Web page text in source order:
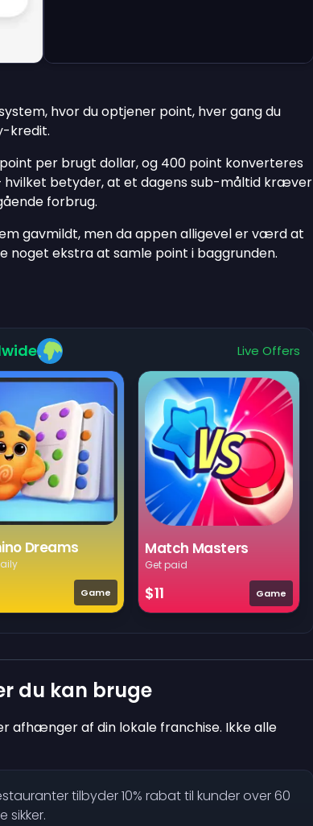
hvor du optjener point, hver gang du
kredit.
per brugt dollar, og 400 point konverteres
betyder, at et dagens sub-måltid kræver
forbrug.
gavmildt, men da appen alligevel er værd at
noget ekstra at samle point i baggrunden.
Live Offers
Dreams
Game
Match Masters
Get paid
$11 Game
du kan bruge
afhænger af din lokale franchise. Ikke alle
tilbyder 10% rabat til kunder over 60
sikker.